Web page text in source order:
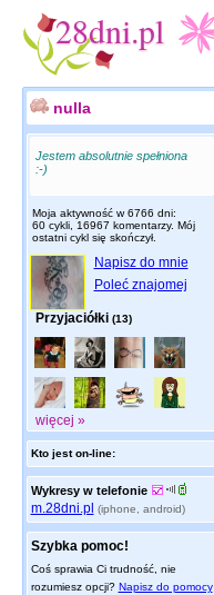
nulla
Jestem absolutnie spełniona
:-)
Moja aktywność w 6766 dni:
60 cykli, 16967 komentarzy. Mój
ostatni cykl się skończył.
Napisz do mnie
Poleć znajomej
Przyjaciółki (13)
więcej »
Kto jest on-line:
Wykresy w telefonie
m.28dni.pl (iphone, android)
Szybka pomoc!
Coś sprawia Ci trudność, nie
rozumiesz opcji? Napisz do pomocy